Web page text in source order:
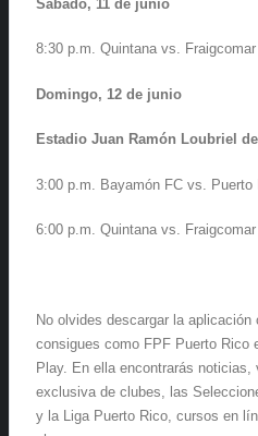
Sábado, 11 de junio
8:30 p.m. Quintana vs.
Domingo, 12 de junio
Estadio Juan Ramón Loubriel
3:00 p.m. Bayamón FC vs. Puerto
6:00 p.m. Quintana vs.
No olvides descargar la
consigues como FPF Puerto Rico
Play. En ella encontrarás
exclusiva de clubes, las
y la Liga Puerto Rico, cursos en